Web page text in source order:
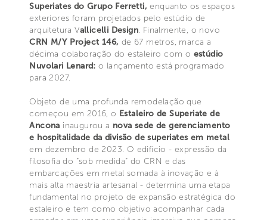
Superiates do Grupo Ferretti, enquanto os espaços
exteriores foram projetados pelo estúdio de
arquitetura Vallicelli Design. Finalmente, o novo
CRN M/Y Project 146, de 67 metros, marca a
décima colaboração do estaleiro com o estúdio
Nuvolari Lenard: o lançamento está programado
para 2027.
Objeto de uma profunda remodelação que
começou em 2016, o Estaleiro de Superiate de
Ancona inaugurou a nova sede de gerenciamento
e hospitalidade da divisão de superiates em metal
em dezembro de 2023. O edifício - expressão da
filosofia do “sob medida” do CRN e das
embarcações em metal somada à inovação e à
mais alta maestria artesanal - determina uma etapa
fundamental no projeto de expansão estratégica do
estaleiro e tem como objetivo acompanhar cada